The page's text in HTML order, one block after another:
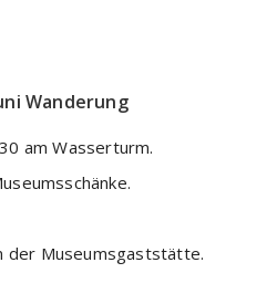
Wanderung
am Wasserturm.
der Museumsgaststätte.